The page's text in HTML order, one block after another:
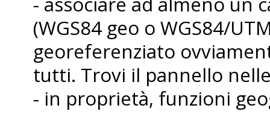
(WGS84 geo o WGS84/
georeferenziato
tutti. Trovi il pannello
- in proprietà, funzioni